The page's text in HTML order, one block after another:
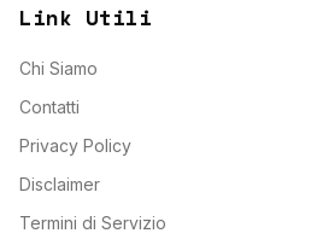
Link Utili
Chi Siamo
Contatti
Privacy Policy
Disclaimer
Termini di Servizio